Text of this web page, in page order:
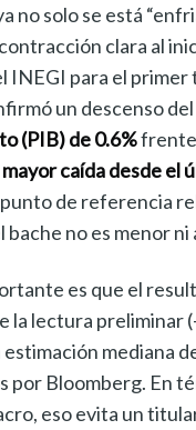
no solo se está
clara al
INEGI para el
un descenso del
(PIB) de 0.6%
mayor caída desde el
punto de referencia
bache no es menor ni
es que el
la lectura preliminar
mediana
por Bloomberg. En
eso evita un